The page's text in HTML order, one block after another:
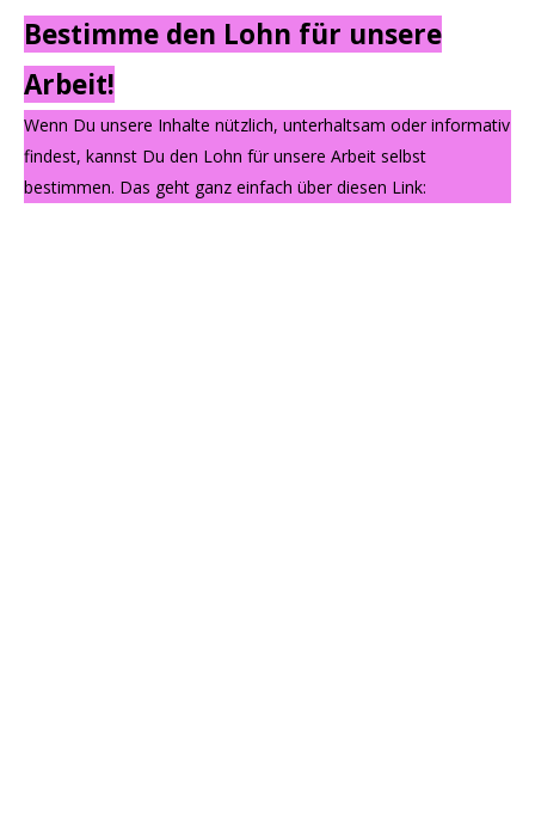
Bestimme den Lohn für unsere
Arbeit!
Wenn Du unsere Inhalte nützlich, unterhaltsam oder informativ
findest, kannst Du den Lohn für unsere Arbeit selbst
bestimmen. Das geht ganz einfach über diesen Link: